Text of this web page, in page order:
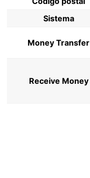
Sistema
Money Transfer
Receive Money